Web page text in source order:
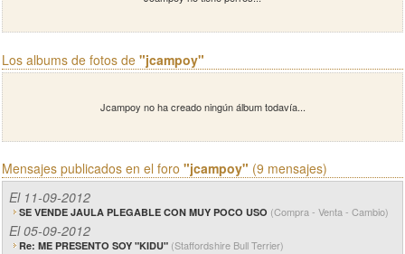
Los albums de fotos de "jcampoy"
Jcampoy no ha creado ningún álbum todavía...
Mensajes publicados en el foro "jcampoy" (9 mensajes)
El 11-09-2012
SE VENDE JAULA PLEGABLE CON MUY POCO USO (Compra - Venta - Cambio)
El 05-09-2012
Re: ME PRESENTO SOY "KIDU" (Staffordshire Bull Terrier)